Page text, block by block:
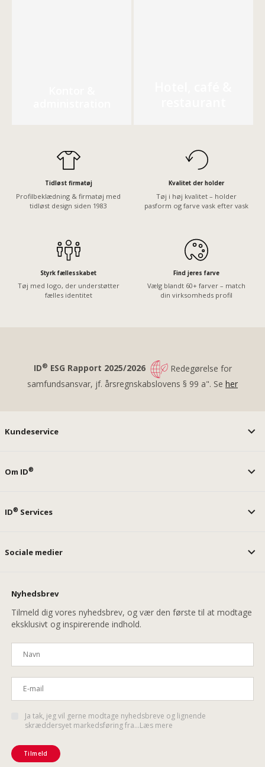
Tidløst firmatøj
Profilbeklædning & firmatøj med
tidløst design siden 1983
Kvalitet der holder
Tøj i høj kvalitet – holder
pasform og farve vask efter vask
Styrk fællesskabet
Tøj med logo, der understøtter
fælles identitet
Find jeres farve
Vælg blandt 60+ farver – match
din virksomheds profil
ID® ESG Rapport 2025/2026
Redegørelse for
samfundsansvar, jf. årsregnskabslovens § 99 a". Se her
Kundeservice
Om ID®
ID® Services
Sociale medier
Nyhedsbrev
Tilmeld dig vores nyhedsbrev, og vær den første til at modtage
eksklusivt og inspirerende indhold.
Ja tak, jeg vil gerne modtage nyhedsbreve og lignende
skræddersyet markedsføring fra...Læs mere
Tilmeld